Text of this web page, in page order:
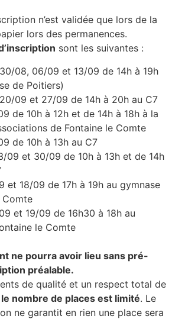
n’est validée que lors de la
lors des permanences.
sont les suivantes :
08, 06/09 et 13/09 de 14h à 19h
de Poitiers)
09 et 27/09 de 14h à 20h au C7
de 10h à 12h et de 14h à 18h à la
de Fontaine le Comte
de 10h à 13h au C7
09 et 30/09 de 10h à 13h et de 14h
et 18/09 de 17h à 19h au gymnase
Comte
et 19/09 de 16h30 à 18h au
le Comte
ne pourra avoir lieu sans pré-
préalable.
de qualité et un respect total de
le nombre de places est limité. Le
ne garantit en rien une place sera